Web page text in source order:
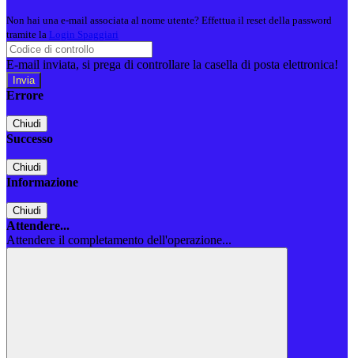
Non hai una e-mail associata al nome utente? Effettua il reset della password
tramite la Login Spaggiari
E-mail inviata, si prega di controllare la casella di posta elettronica!
Errore
Chiudi
Successo
Chiudi
Informazione
Chiudi
Attendere...
Attendere il completamento dell'operazione...